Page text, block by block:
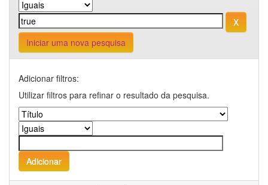
Iniciar uma nova pesquisa
Adicionar filtros:
Utilizar filtros para refinar o resultado da pesquisa.